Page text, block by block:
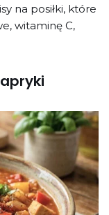
na posiłki, które
witaminę C,